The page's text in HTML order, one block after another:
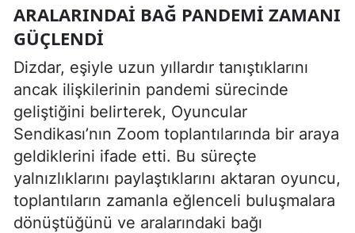
ARALARINDAİ BAĞ PANDEMİ ZAMANI
GÜÇLENDİ
Dizdar, eşiyle uzun yıllardır tanıştıklarını
ancak ilişkilerinin pandemi sürecinde
geliştiğini belirterek, Oyuncular
Sendikası’nın Zoom toplantılarında bir araya
geldiklerini ifade etti. Bu süreçte
yalnızlıklarını paylaştıklarını aktaran oyuncu,
toplantıların zamanla eğlenceli buluşmalara
dönüştüğünü ve aralarındaki bağı